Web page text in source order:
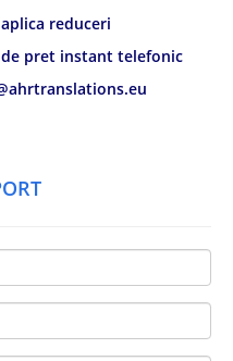
reduceri
pret instant telefonic